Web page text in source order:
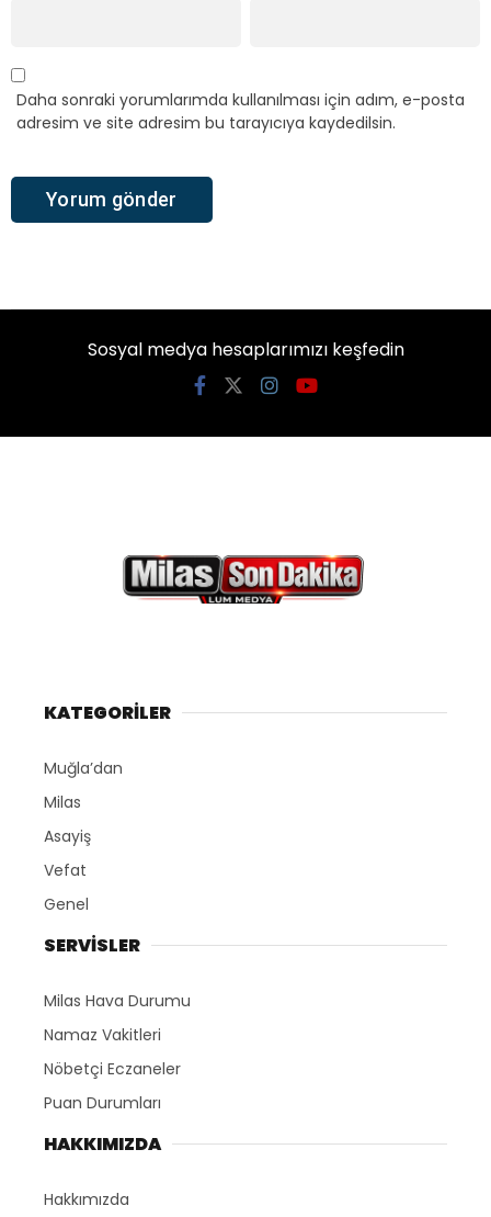
Daha sonraki yorumlarımda kullanılması için adım, e-posta
adresim ve site adresim bu tarayıcıya kaydedilsin.
Sosyal medya hesaplarımızı keşfedin
KATEGORİLER
Muğla’dan
Milas
Asayiş
Vefat
Genel
SERVİSLER
Milas Hava Durumu
Namaz Vakitleri
Nöbetçi Eczaneler
Puan Durumları
HAKKIMIZDA
Hakkımızda